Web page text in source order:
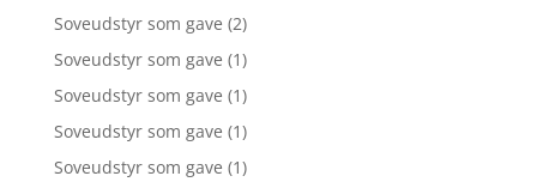
Soveudstyr som gave (2)
Soveudstyr som gave (1)
Soveudstyr som gave (1)
Soveudstyr som gave (1)
Soveudstyr som gave (1)